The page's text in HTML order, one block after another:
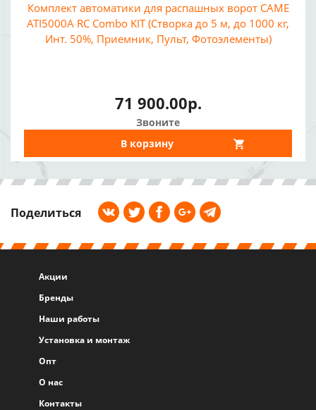
Комплект автоматики для распашных ворот CAME
ATI5000A RC Combo KIT (Створка до 5 м, до 1000 кг,
Инт. 50%, Приемник, Пульт, Фотоэлементы)
71 900.00р.
Звоните
В корзину
Поделиться
Акции
Бренды
Наши работы
Установка и монтаж
Опт
О нас
Контакты